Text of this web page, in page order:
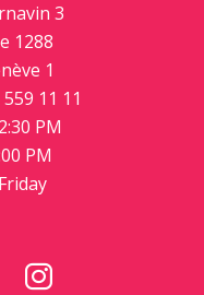
3
1288
1
11 11
PM
PM